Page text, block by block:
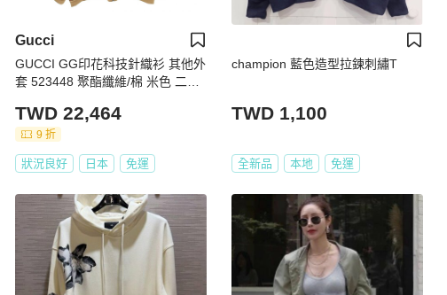
Gucci
GUCCI GG印花科技針織衫 其他外
套 523448 聚酯纖維/棉 米色 二手
TWD 22,464
9 折
狀況良好 日本 免運
champion 藍色造型拉鍊刺繡T
TWD 1,100
全新品 本地 免運